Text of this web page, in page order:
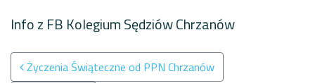
Info z FB Kolegium Sędziów Chrzanów
Nawigacja po wpisach
Życzenia Świąteczne od PPN Chrzanów